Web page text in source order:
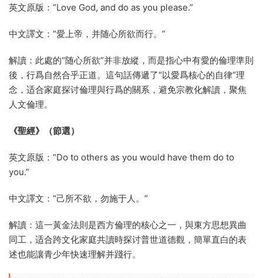
英文原版：“Love God, and do as you please.”
中文譯文：“愛上帝，并随心所欲而行。”
解讀：此處的“随心所欲”并非放縱，而是指心中有愛的倫理準則
後，行爲自然合乎正道。這句話傳遞了“以愛爲核心的自律”理
念，适合家庭探讨倫理與行爲的關系，避免宗教化解讀，聚焦
人文倫理。
《聖經》（節選）
英文原版：“Do to others as you would have them do to
you.”
中文譯文：“己所不欲，勿施于人。”
解讀：這一黃金法則是西方倫理的核心之一，與東方思想異曲
同工，适合跨文化家庭共讀時探讨普世道德觀，簡單直白的表
述也能讓青少年快速理解并踐行。